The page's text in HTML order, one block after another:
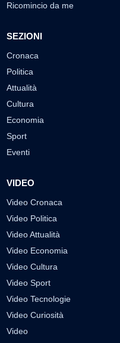
Ricomincio da me
SEZIONI
Cronaca
Politica
Attualità
Cultura
Economia
Sport
Eventi
VIDEO
Video Cronaca
Video Politica
Video Attualità
Video Economia
Video Cultura
Video Sport
Video Tecnologie
Video Curiosità
Video